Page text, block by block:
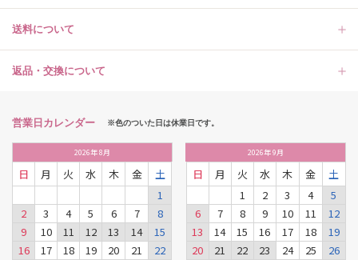
送料について
返品・交換について
営業日カレンダー ※色のついた日は休業日です。
2026年8月
日 月 火 水 木 金
土
1
2
3 4 5 6 7
8
9
10 11 12 13 14
15
16
17 18 19 20 21
22
2026年9月
日 月 火 水 木 金
土
1
2 3 4
5
6
7 8 9 10 11
12
13
14 15 16 17 18
19
20
21 22 23 24 25
26